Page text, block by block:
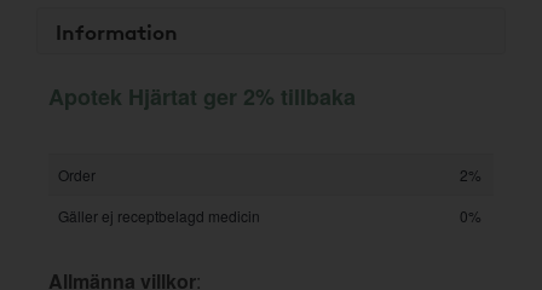
Information
Apotek Hjärtat ger 2% tillbaka
Order
2%
Gäller ej receptbelagd medicin
0%
Allmänna villkor: